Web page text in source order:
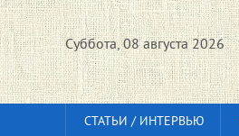
Суббота, 08 августа 2026
СТАТЬИ / ИНТЕРВЬЮ